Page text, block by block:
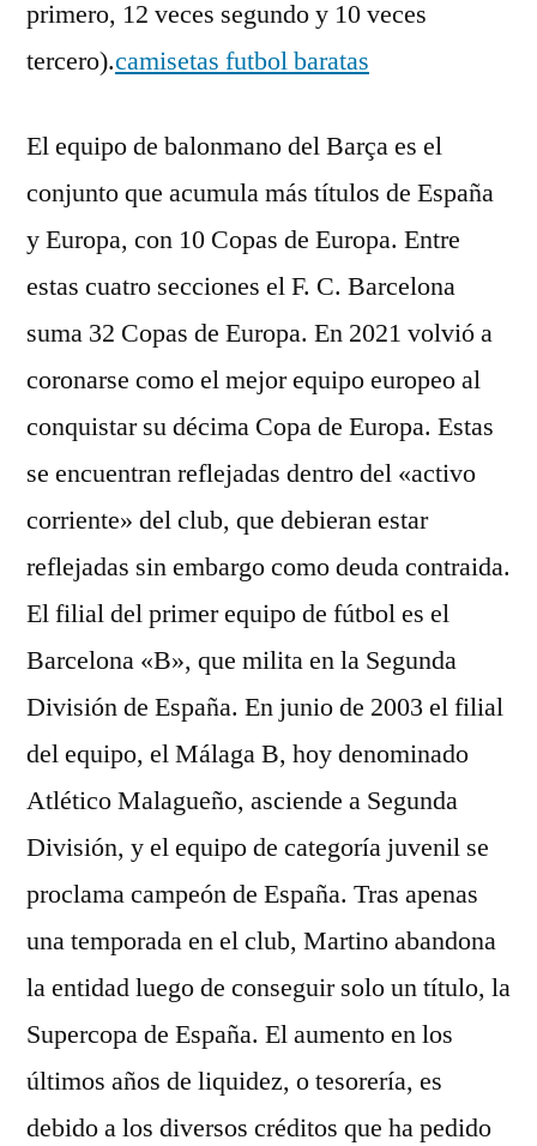
primero, 12 veces segundo y 10 veces
tercero).camisetas futbol baratas
El equipo de balonmano del Barça es el
conjunto que acumula más títulos de España
y Europa, con 10 Copas de Europa. Entre
estas cuatro secciones el F. C. Barcelona
suma 32 Copas de Europa. En 2021 volvió a
coronarse como el mejor equipo europeo al
conquistar su décima Copa de Europa. Estas
se encuentran reflejadas dentro del «activo
corriente» del club, que debieran estar
reflejadas sin embargo como deuda contraida.
El filial del primer equipo de fútbol es el
Barcelona «B», que milita en la Segunda
División de España. En junio de 2003 el filial
del equipo, el Málaga B, hoy denominado
Atlético Malagueño, asciende a Segunda
División, y el equipo de categoría juvenil se
proclama campeón de España. Tras apenas
una temporada en el club, Martino abandona
la entidad luego de conseguir solo un título, la
Supercopa de España. El aumento en los
últimos años de liquidez, o tesorería, es
debido a los diversos créditos que ha pedido